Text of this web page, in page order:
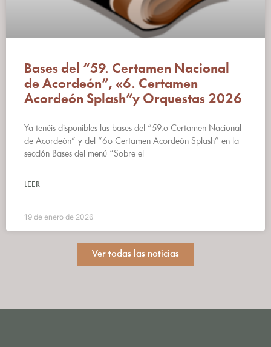
Bases del “59. Certamen Nacional
de Acordeón”, «6. Certamen
Acordeón Splash”y Orquestas 2026
Ya tenéis disponibles las bases del “59.o Certamen Nacional
de Acordeón” y del “6o Certamen Acordeón Splash” en la
sección Bases del menú “Sobre el
LEER
19 de enero de 2026
Ver todas las noticias